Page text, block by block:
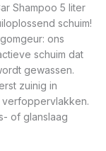
Shampoo 5 liter
schuim!
ons
schuim dat
gewassen.
zuinig in
of glanslaag